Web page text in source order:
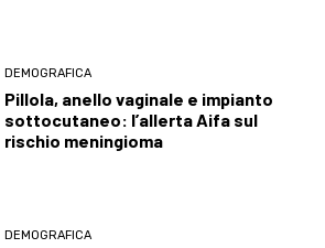
DEMOGRAFICA
Pillola, anello vaginale e impianto
sottocutaneo: l’allerta Aifa sul
rischio meningioma
DEMOGRAFICA